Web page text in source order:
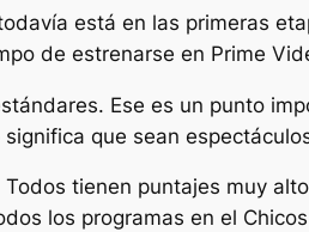
está en las primeras
de estrenarse en Prime
Ese es un punto
que sean
Todos tienen puntajes muy
los programas en el Chicos